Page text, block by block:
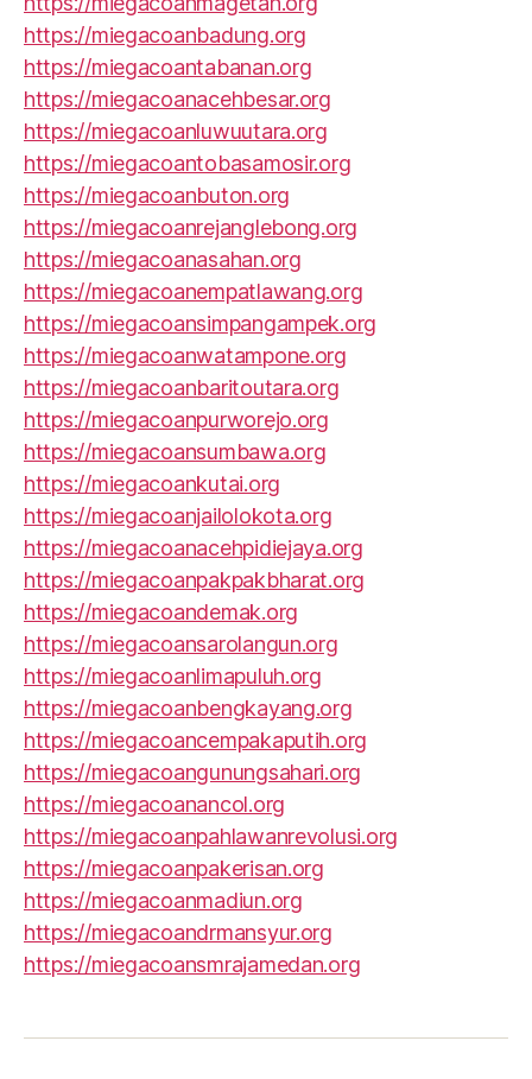
https://miegacoanbadung.org
https://miegacoantabanan.org
https://miegacoanacehbesar.org
https://miegacoanluwuutara.org
https://miegacoantobasamosir.org
https://miegacoanbuton.org
https://miegacoanrejanglebong.org
https://miegacoanasahan.org
https://miegacoanempatlawang.org
https://miegacoansimpangampek.org
https://miegacoanwatampone.org
https://miegacoanbaritoutara.org
https://miegacoanpurworejo.org
https://miegacoansumbawa.org
https://miegacoankutai.org
https://miegacoanjailolokota.org
https://miegacoanacehpidiejaya.org
https://miegacoanpakpakbharat.org
https://miegacoandemak.org
https://miegacoansarolangun.org
https://miegacoanlimapuluh.org
https://miegacoanbengkayang.org
https://miegacoancempakaputih.org
https://miegacoangunungsahari.org
https://miegacoanancol.org
https://miegacoanpahlawanrevolusi.org
https://miegacoanpakerisan.org
https://miegacoanmadiun.org
https://miegacoandrmansyur.org
https://miegacoansmrajamedan.org